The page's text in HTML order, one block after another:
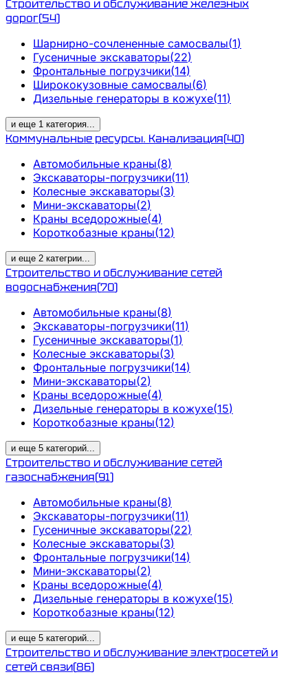
Строительство и обслуживание железных
дорог(54)
Шарнирно-сочлененные самосвалы(1)
Гусеничные экскаваторы(22)
Фронтальные погрузчики(14)
Ширококузовные самосвалы(6)
Дизельные генераторы в кожухе(11)
и еще 1 категория...
Коммунальные ресурсы. Канализация(40)
Автомобильные краны(8)
Экскаваторы-погрузчики(11)
Колесные экскаваторы(3)
Мини-экскаваторы(2)
Краны вседорожные(4)
Короткобазные краны(12)
и еще 2 категрии...
Строительство и обслуживание сетей
водоснабжения(70)
Автомобильные краны(8)
Экскаваторы-погрузчики(11)
Гусеничные экскаваторы(1)
Колесные экскаваторы(3)
Фронтальные погрузчики(14)
Мини-экскаваторы(2)
Краны вседорожные(4)
Дизельные генераторы в кожухе(15)
Короткобазные краны(12)
и еще 5 категорий...
Строительство и обслуживание сетей
газоснабжения(91)
Автомобильные краны(8)
Экскаваторы-погрузчики(11)
Гусеничные экскаваторы(22)
Колесные экскаваторы(3)
Фронтальные погрузчики(14)
Мини-экскаваторы(2)
Краны вседорожные(4)
Дизельные генераторы в кожухе(15)
Короткобазные краны(12)
и еще 5 категорий...
Строительство и обслуживание электросетей и
сетей связи(86)